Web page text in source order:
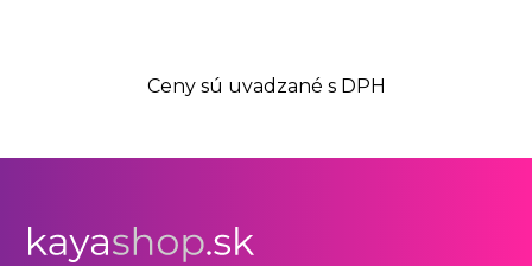
Ceny sú uvadzané s DPH